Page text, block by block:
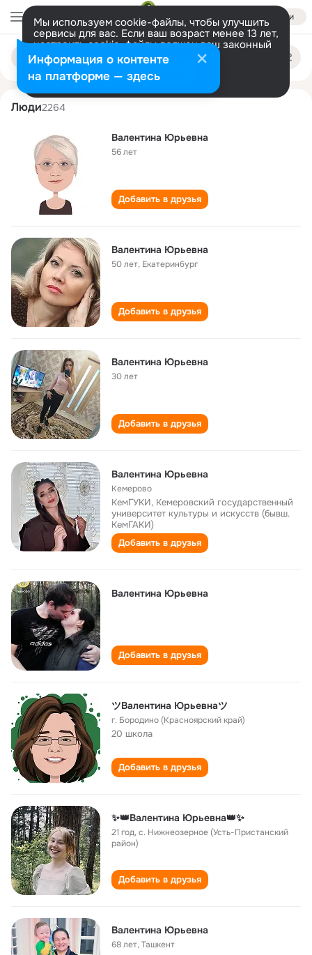
Войти
Мы используем cookie-файлы, чтобы улучшить
сервисы для вас. Если ваш возраст менее 13 лет,
настроить cookie-файлы должен ваш законный
представитель. Больше информации
Разрешить все Настроить
Поиск
людям
valentina yurevna
Люди2264
Валентина Юрьевна
56 лет
Добавить в друзья
Валентина Юрьевна
50 лет, Екатеринбург
Добавить в друзья
Валентина Юрьевна
30 лет
Добавить в друзья
Валентина Юрьевна
Кемерово
КемГУКИ, Кемеровский государственный
университет культуры и искусств (бывш.
КемГАКИ)
Добавить в друзья
Валентина Юрьевна
Добавить в друзья
ツВалентина Юрьевнаツ
г. Бородино (Красноярский край)
20 школа
Добавить в друзья
✨👑Валентина Юрьевна👑✨
21 год,с. Нижнеозерное (Усть-Пристанский
район)
Добавить в друзья
Валентина Юрьевна
68 лет,Ташкент
Информация о контенте
на платформе — здесь